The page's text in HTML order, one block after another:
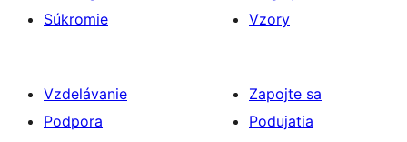
Súkromie
Vzory
Vzdelávanie
Podpora
Zapojte sa
Podujatia